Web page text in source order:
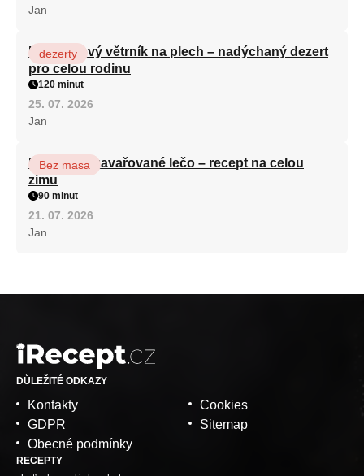
Jan
Karamelový větrník na plech – nadýchaný dezert
pro celou rodinu
dezerty
120 minut
25. 07. 2026
Jan
Babiččino zavařované lečo – recept na celou
zimu
Bez masa
90 minut
21. 07. 2026
Jan
DŮLEŽITÉ ODKAZY
Kontakty
GDPR
Obecné podmínky
Cookies
Sitemap
RECEPTY